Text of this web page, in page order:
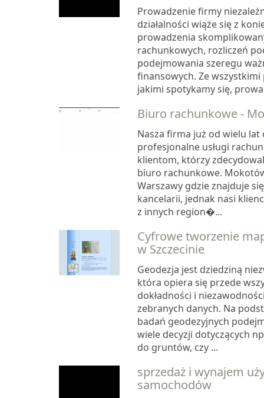
Prowadzenie firmy
działalności wiąże się z
prowadzenia
rachunkowych, rozliczeń
podejmowania szeregu
finansowych. Ze
jakimi spotykamy się,
Biuro rachunkowe -
Nasza firma już od wielu lat
profesjonalne usługi
klientom, którzy
biuro rachunkowe.
Warszawy gdzie znajduje
kancelarii, jednak nasi
z innych region�...
Cyfrowe tworzenie
w Szczecinie
Geodezja jest dziedziną
która opiera się przede
dokładności i
zebranych danych. Na
badań geodezyjnych
wiele decyzji dotyczących
do gruntów, czy ...
sprzedaż i wynajem
samochodów